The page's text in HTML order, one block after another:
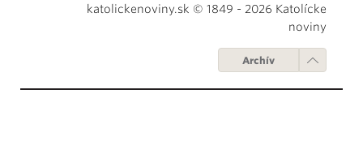
katolickenoviny.sk © 1849 - 2026 Katolícke
noviny
Archív